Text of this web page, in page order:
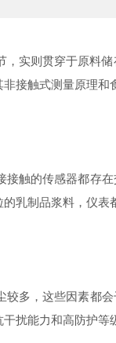
实则贯穿于原料
接触式测量原理和
接触的传感器都存
乳制品浆料，仪
多，这些因素都会
扰能力和高防护